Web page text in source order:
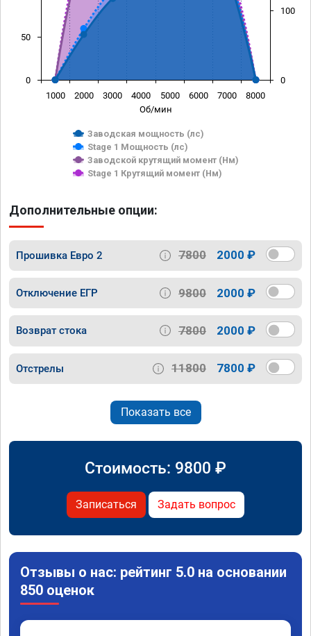
Об/мин
Заводская мощность (лс)
Stage 1 Мощность (лс)
Заводской крутящий момент (Нм)
Stage 1 Крутящий момент (Нм)
1000 2000 3000 4000 5000 6000 7000 8000
0
50
0
100
Дополнительные опции:
Прошивка Евро 2 7800 2000 ₽
Отключение ЕГР 9800 2000 ₽
Возврат стока 7800 2000 ₽
Отстрелы 11800 7800 ₽
Показать все
Стоимость: 9800 ₽
Записаться Задать вопрос
Отзывы о нас: рейтинг 5.0 на основании
850 оценок